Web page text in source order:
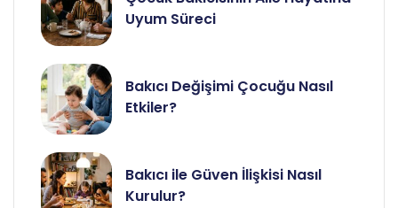
Uyum Süreci
Bakıcı Değişimi Çocuğu Nasıl
Etkiler?
Bakıcı ile Güven İlişkisi Nasıl
Kurulur?